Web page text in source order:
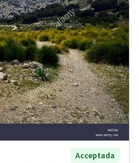
Acceptada